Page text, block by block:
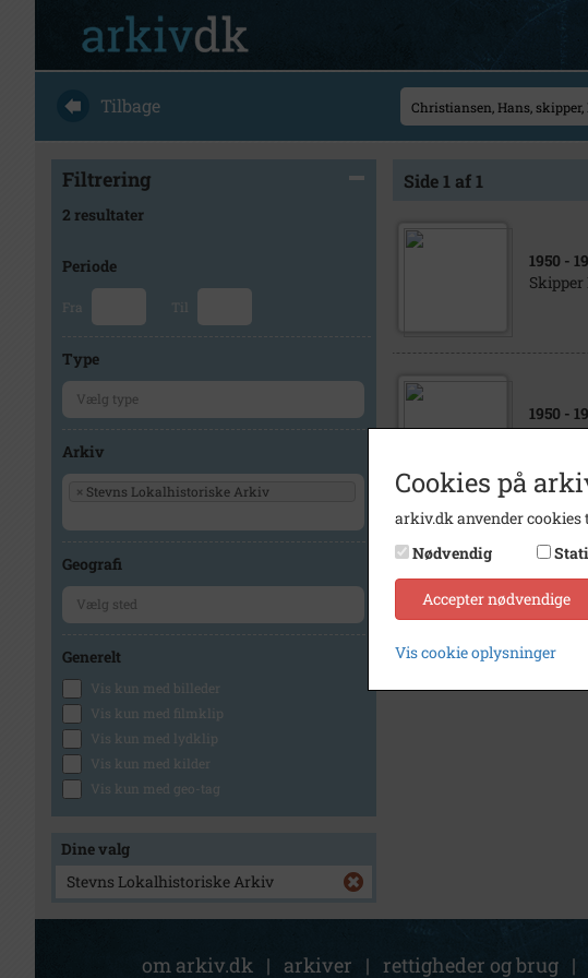
Tilbage
Filtrering
2 resultater
Periode
Fra Til
Type
Arkiv
× Stevns Lokalhistoriske Arkiv
Geografi
Generelt
Vis kun med billeder
Vis kun med filmklip
Vis kun med lydklip
Vis kun med kilder
Vis kun med geo-tag
Dine valg
Stevns Lokalhistoriske Arkiv
Side 1 af 1
1950 -
Skipper
1950 -
1
om arkiv.dk | arkiver | rettigheder og brug |
Cookies på
arkiv.dk anvender
Nødvendig
Accepter nødvendige
Vis cookie oplysninger